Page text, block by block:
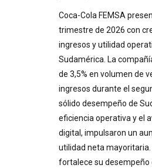
Coca-Cola FEMSA
trimestre de 2026 con
ingresos y utilidad
Sudamérica. La
de 3,5% en volumen de
ingresos durante el
sólido desempeño de
eficiencia operativa y el
digital, impulsaron un
utilidad neta mayoritaria.
fortalece su desempeño